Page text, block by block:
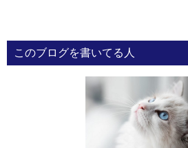
ビ
ゲ
このブログを書いてる人